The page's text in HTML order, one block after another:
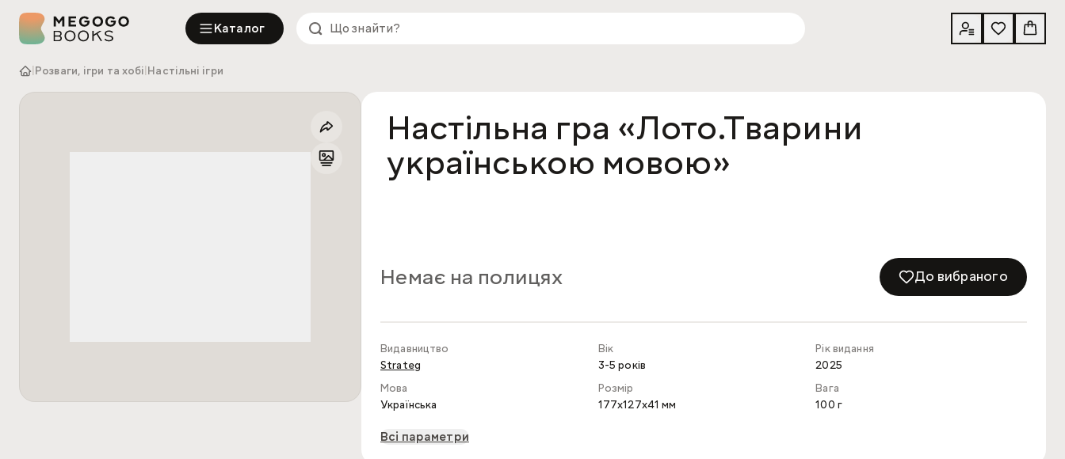
Каталог
Розваги, ігри та хобі Настільні ігри
Настільна гра «Лото.Тварини
українською мовою»
Немає на полицях До вибраного
Видавництво
Strateg
Вік
3-5 років
Рік видання
2025
Мова
Українська
Розмір
177x127x41 мм
Вага
100 г
Всі параметри